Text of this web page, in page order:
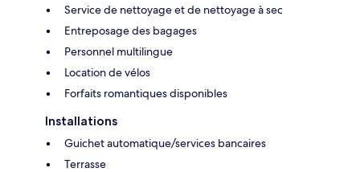
Service de nettoyage et de nettoyage à sec
Entreposage des bagages
Personnel multilingue
Location de vélos
Forfaits romantiques disponibles
Installations
Guichet automatique/services bancaires
Terrasse